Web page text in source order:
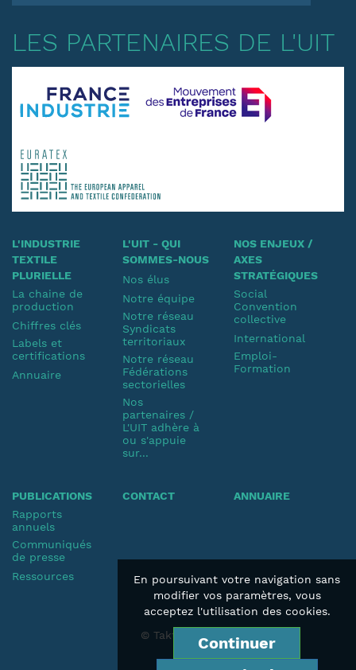
LES PARTENAIRES DE L'UIT
L'INDUSTRIE
TEXTILE
PLURIELLE
La chaine de
production
Chiffres clés
Labels et
certifications
Annuaire
L'UIT - QUI
SOMMES-NOUS
Nos élus
Notre équipe
Notre réseau
Syndicats
territoriaux
Notre réseau
Fédérations
sectorielles
Nos
partenaires /
L'UIT adhère à
ou s'appuie
sur...
NOS ENJEUX /
AXES
STRATÉGIQUES
Social
Convention
collective
International
Emploi-
Formation
PUBLICATIONS
Rapports
annuels
Communiqués
de presse
Ressources
CONTACT ANNUAIRE
© Taktik 2019
En poursuivant votre navigation sans
modifier vos paramètres, vous
acceptez l'utilisation des cookies.
Continuer